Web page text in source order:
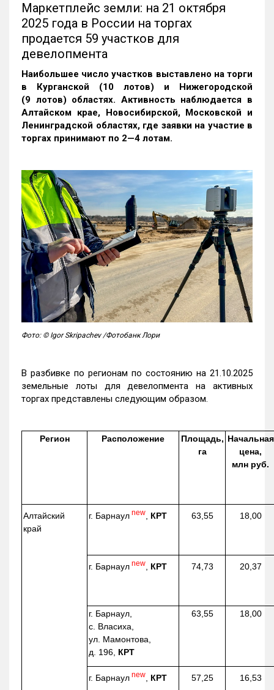
Маркетплейс земли: на 21 октября
2025 года в России на торгах
продается 59 участков для
девелопмента
Наибольшее число участков выставлено на торги
в Курганской (10 лотов) и Нижегородской
(9 лотов) областях. Активность наблюдается в
Алтайском крае, Новосибирской, Московской и
Ленинградской областях, где заявки на участие в
торгах принимают по 2—4 лотам.
Фото: © Igor Skripachev /Фотобанк Лори
В разбивке по регионам по состоянию на 21.10.2025
земельные лоты для девелопмента на активных
торгах представлены следующим образом.
Регион Расположение
Площадь,
га
Начальная
цена,
млн руб.
Алтайский
край
г. Барнаул new КРТ 63,55 18,00
г. Барнаул new КРТ 74,73 20,37
г. Барнаул,
с. Власиха,
ул. Мамонтова,
д. 196, КРТ
63,55 18,00
г. Барнаул new КРТ 57,25 16,53